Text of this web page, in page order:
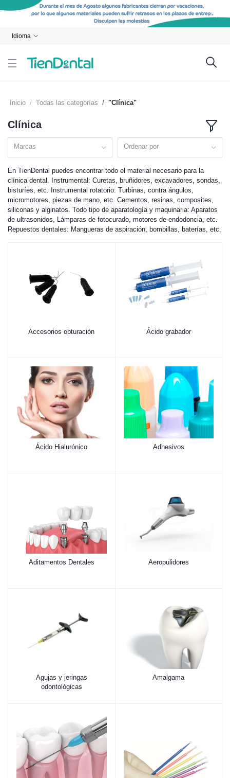
Idioma
Inicio Todas las categorías "Clínica"
Clínica
Marcas Ordenar por
En TienDental puedes encontrar todo el material necesario para la
clínica dental. Instrumental: Curetas, bruñidores, excavadores, sondas,
bisturíes, etc. Instrumental rotatorio: Turbinas, contra ángulos,
micromotores, piezas de mano, etc. Cementos, resinas, composites,
siliconas y alginatos. Todo tipo de aparatología y maquinaria: Aparatos
de ultrasonidos, Lámparas de fotocurado, motores de endodoncia, etc.
Repuestos dentales: Mangueras de aspiración, bombillas, baterías, etc.
Accesorios obturación Ácido grabador
Ácido Hialurónico Adhesivos
Aditamentos Dentales Aeropulidores
Agujas y jeringas
odontológicas
Amalgama